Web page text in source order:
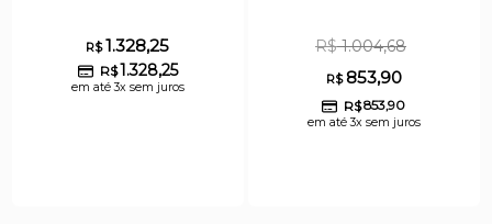
R$1.328,25
R$1.328,25
em até 3x sem juros
R$1.004,68
R$853,90
R$853,90
em até 3x sem juros